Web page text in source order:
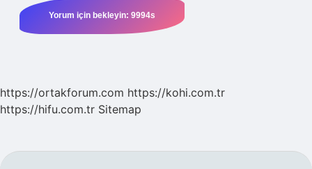
https://ortakforum.com https://kohi.com.tr
https://hifu.com.tr Sitemap